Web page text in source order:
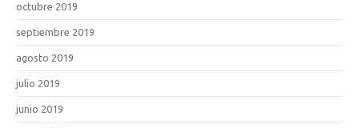
octubre 2019
septiembre 2019
agosto 2019
julio 2019
junio 2019